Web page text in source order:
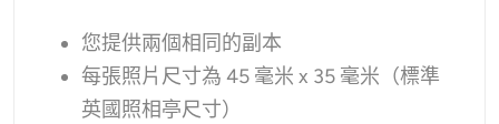
視頻增強器
影片浮水印去除器
您提供兩個相同的副本
每張照片尺寸為 45 毫米 x 35 毫米（標準
英國照相亭尺寸）